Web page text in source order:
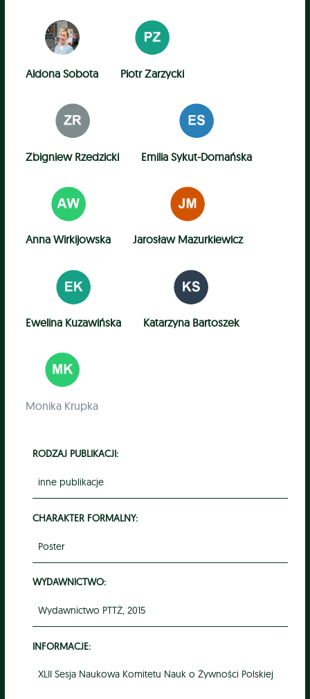
Aldona Sobota Piotr Zarzycki
Zbigniew Rzedzicki Emilia Sykut-Domańska
Anna Wirkijowska Jarosław Mazurkiewicz
Ewelina Kuzawińska Katarzyna Bartoszek
Monika Krupka
RODZAJ PUBLIKACJI:
inne publikacje
CHARAKTER FORMALNY:
Poster
WYDAWNICTWO:
Wydawnictwo PTTŻ, 2015
INFORMACJE:
XLII Sesja Naukowa Komitetu Nauk o Żywności Polskiej